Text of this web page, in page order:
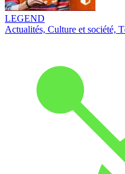
LEGEND
Actualités, Culture et société,